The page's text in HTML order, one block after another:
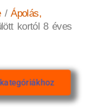
/Ápolás,
kortól 8 éves